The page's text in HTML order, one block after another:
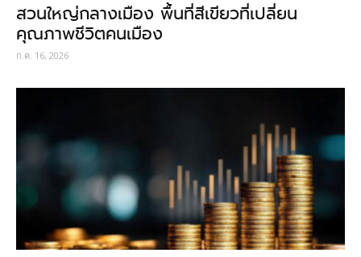
สวนใหญ่กลางเมือง พื้นที่สีเขียวที่เปลี่ยน
คุณภาพชีวิตคนเมือง
ก.ค. 16, 2026